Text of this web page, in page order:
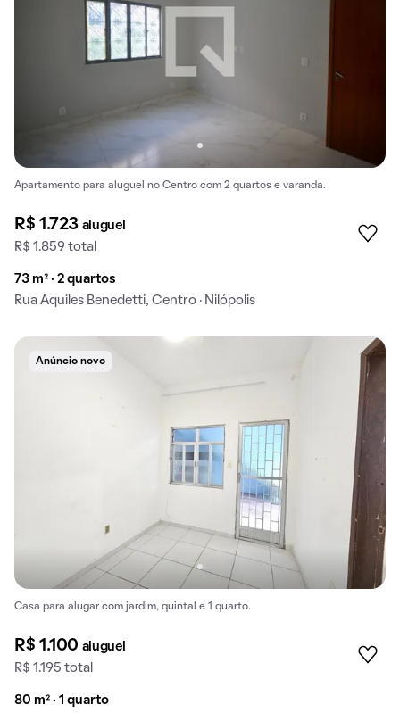
Apartamento para aluguel no Centro com 2 quartos e varanda.
R$ 1.723 aluguel
R$ 1.859 total
73 m² · 2 quartos
Rua Aquiles Benedetti, Centro · Nilópolis
Anúncio novo
Casa para alugar com jardim, quintal e 1 quarto.
R$ 1.100 aluguel
R$ 1.195 total
80 m² · 1 quarto